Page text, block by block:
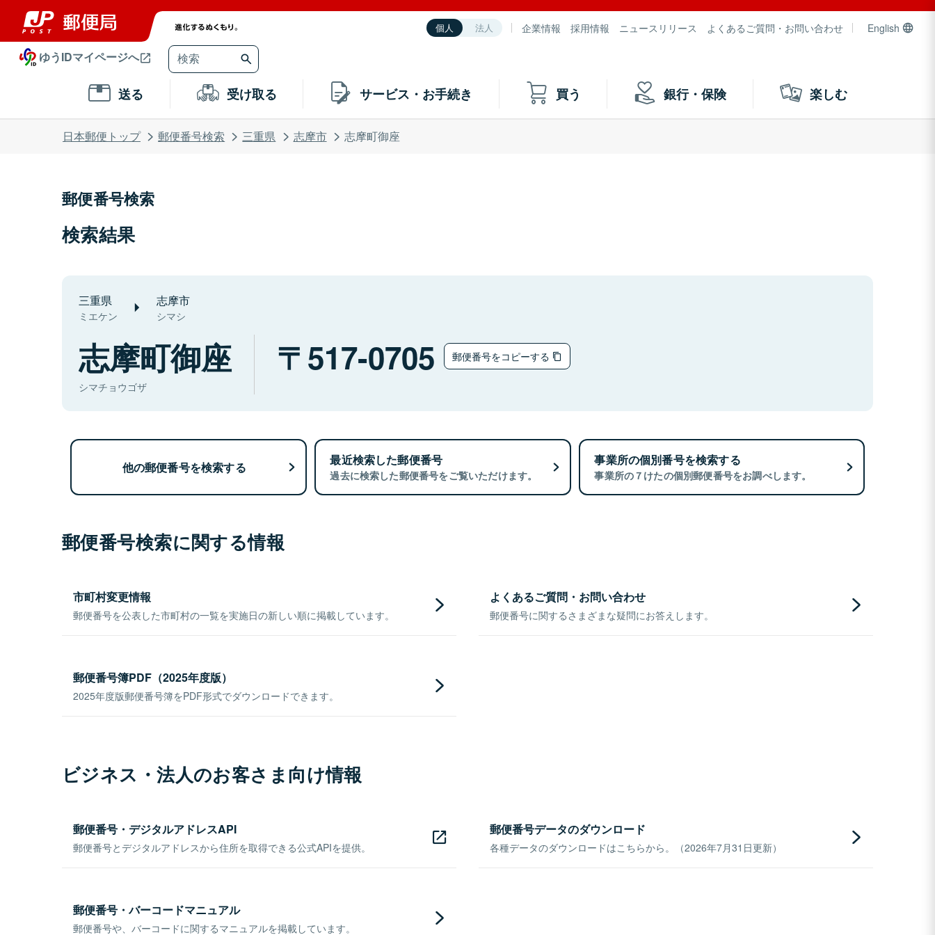
個人 法人 企業情報 採用情報 ニュースリリース よくあるご質問・お問い合わせ English
ゆうIDマイページへ
送る 受け取る サービス・お手続き 買う 銀行・保険 楽しむ
日本郵便トップ 郵便番号検索 三重県 志摩市 志摩町御座
郵便番号検索
検索結果
三重県
ミエケン
志摩市
シマシ
志摩町御座
シマチョウゴザ
517-0705 郵便番号をコピーする
他の郵便番号を検索する 最近検索した郵便番号
過去に検索した郵便番号をご覧いただけます。
事業所の個別番号を検索する
事業所の７けたの個別郵便番号をお調べします。
郵便番号検索に関する情報
市町村変更情報
郵便番号を公表した市町村の一覧を実施日の新しい順に掲載しています。
よくあるご質問・お問い合わせ
郵便番号に関するさまざまな疑問にお答えします。
郵便番号簿PDF（2025年度版）
2025年度版郵便番号簿をPDF形式でダウンロードできます。
ビジネス・法人のお客さま向け情報
郵便番号・デジタルアドレスAPI
郵便番号とデジタルアドレスから住所を取得できる公式APIを提供。
郵便番号データのダウンロード
各種データのダウンロードはこちらから。（2026年7月31日更新）
郵便番号・バーコードマニュアル
郵便番号や、バーコードに関するマニュアルを掲載しています。